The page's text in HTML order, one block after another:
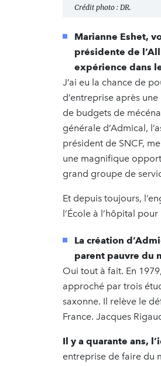
Crédit photo : DR.
Marianne Eshet,
présidente de
expérience dans
J’ai eu la chance de
d’entreprise après
de budgets de
générale d’Admical,
président de SNCF,
une magnifique
grand groupe de
Et depuis toujours,
l’École à l’hôpital
La création
parent pauvre du
Oui tout à fait. En
approché par trois
saxonne. Il relève le
France. Jacques
Il y a quarante ans,
entreprise de faire du